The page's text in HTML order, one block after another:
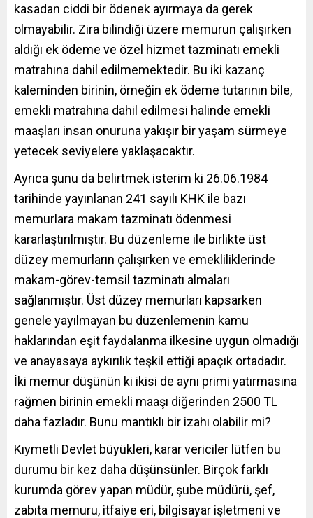
kasadan ciddi bir ödenek ayırmaya da gerek
olmayabilir. Zira bilindiği üzere memurun çalışırken
aldığı ek ödeme ve özel hizmet tazminatı emekli
matrahına dahil edilmemektedir. Bu iki kazanç
kaleminden birinin, örneğin ek ödeme tutarının bile,
emekli matrahına dahil edilmesi halinde emekli
maaşları insan onuruna yakışır bir yaşam sürmeye
yetecek seviyelere yaklaşacaktır.
Ayrıca şunu da belirtmek isterim ki 26.06.1984
tarihinde yayınlanan 241 sayılı KHK ile bazı
memurlara makam tazminatı ödenmesi
kararlaştırılmıştır. Bu düzenleme ile birlikte üst
düzey memurların çalışırken ve emekliliklerinde
makam-görev-temsil tazminatı almaları
sağlanmıştır. Üst düzey memurları kapsarken
genele yayılmayan bu düzenlemenin kamu
haklarından eşit faydalanma ilkesine uygun olmadığı
ve anayasaya aykırılık teşkil ettiği apaçık ortadadır.
İki memur düşünün ki ikisi de aynı primi yatırmasına
rağmen birinin emekli maaşı diğerinden 2500 TL
daha fazladır. Bunu mantıklı bir izahı olabilir mi?
Kıymetli Devlet büyükleri, karar vericiler lütfen bu
durumu bir kez daha düşünsünler. Birçok farklı
kurumda görev yapan müdür, şube müdürü, şef,
zabıta memuru, itfaiye eri, bilgisayar işletmeni ve